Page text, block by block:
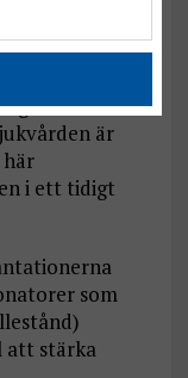
Södra
här med
information
är
i ett tidigt
som
att stärka